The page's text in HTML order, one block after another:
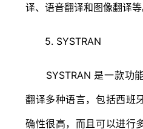
译、语音翻译和图像翻译等
5. SYSTRAN
SYSTRAN 是一款功能
翻译多种语言，包括西班
确性很高，而且可以进行